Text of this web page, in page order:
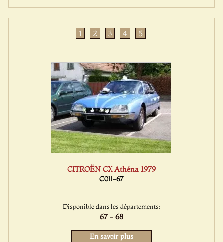
1 2 3 4 5
CITROËN CX Athéna 1979
C011-67
Disponible dans les départements:
67 - 68
En savoir plus